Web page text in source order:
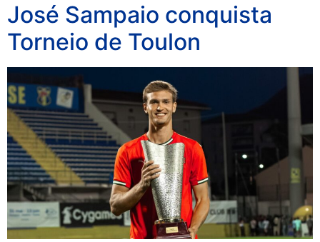
José Sampaio conquista
Torneio de Toulon